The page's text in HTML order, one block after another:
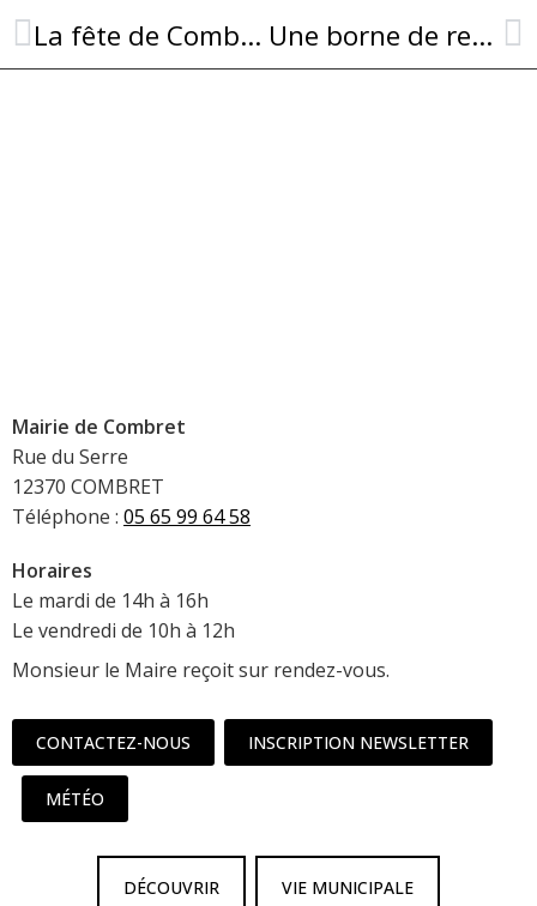
La fête de Combret approche : rendez-vous les 26, 27 et 28 juin ! Une borne de recharge pour véhicules électriques installée à Combret
Mairie de Combret
Rue du Serre
12370 COMBRET
Téléphone : 05 65 99 64 58
Horaires
Le mardi de 14h à 16h
Le vendredi de 10h à 12h
Monsieur le Maire reçoit sur rendez-vous.
CONTACTEZ-NOUS INSCRIPTION NEWSLETTER
MÉTÉO
DÉCOUVRIR VIE MUNICIPALE